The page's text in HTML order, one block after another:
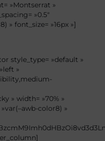
»Montserrat »
»0.5″
» font_size= »16px »]
style_type= »default »
»
» width= »70% »
color8) »